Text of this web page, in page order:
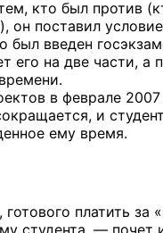
кто был против
поставил
был введен
на две части, а
в феврале 2007
и
ему время.
платить
студента, — почет